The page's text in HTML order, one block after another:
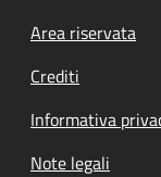
Footer
Area riservata
Crediti
Informativa
Note legali